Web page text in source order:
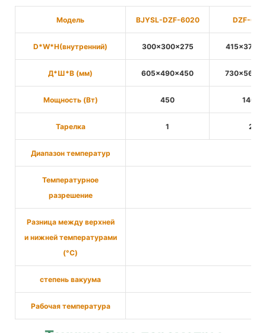
Модель BJYSL-DZF-6020 DZF-
D*W*H(внутренний) 300×300×275
Д*Ш*В (мм) 605×490×450
Мощность (Вт) 450 1400
Тарелка 1 2
Диапазон температур
Температурное
разрешение
Разница между верхней
и нижней температурами
(°C)
степень вакуума
Рабочая температура